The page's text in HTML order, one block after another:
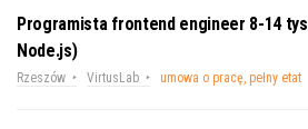
Programista frontend engineer 8-14
Node.js)
Rzeszów VirtusLab umowa o pracę, pełny etat